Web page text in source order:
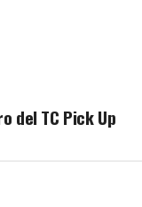
del TC Pick Up